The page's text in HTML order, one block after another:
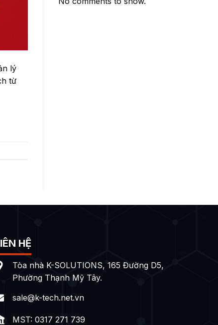
lý
từ
HỆ
Tòa nhà K-SOLUTIONS, 165 Đường D5,
Phường Thạnh Mỹ Tây.
sale@k-tech.net.vn
MST: 0317 271 739